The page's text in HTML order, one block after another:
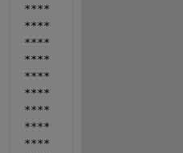
****
****
****
****
****
****
****
****
****